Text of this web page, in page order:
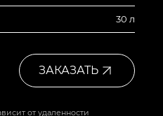
30 л
ЗАКАЗАТЬ
от удаленности